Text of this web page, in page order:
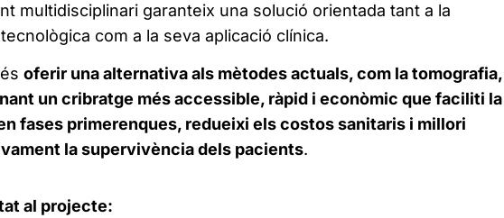
multidisciplinari garanteix una solució orientada tant a la
com a la seva aplicació clínica.
oferir una alternativa als mètodes actuals, com la tomografia,
un cribratge més accessible, ràpid i econòmic que faciliti la
fases primerenques, redueixi els costos sanitaris i millori
la supervivència dels pacients.
al projecte: